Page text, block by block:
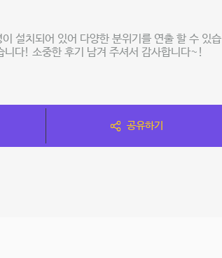
설치되어 있어 다양한 분위기를 연출 할 수 있습
다! 소중한 후기 남겨 주셔서 감사합니다~!
공유하기